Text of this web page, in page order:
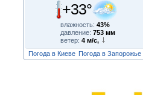
+33°
влажность: 43%
давление: 753 мм
ветер: 4 м/с,
Погода в Киеве Погода в Запорожье